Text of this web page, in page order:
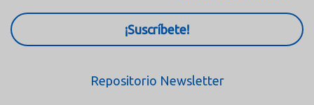
¡Suscríbete!
Repositorio Newsletter